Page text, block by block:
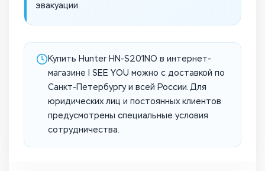
эвакуации.
Купить Hunter HN-S201NO в интернет-
магазине I SEE YOU можно с доставкой по
Санкт-Петербургу и всей России. Для
юридических лиц и постоянных клиентов
предусмотрены специальные условия
сотрудничества.